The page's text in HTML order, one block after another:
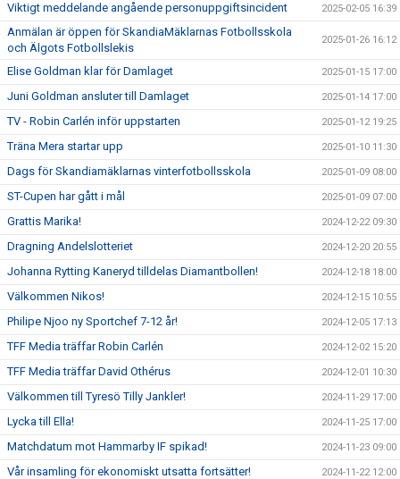
Viktigt meddelande angående personuppgiftsincident 2025-02-05 16:39
Anmälan är öppen för SkandiaMäklarnas Fotbollsskola
och Älgots Fotbollslekis
2025-01-26 16:12
Elise Goldman klar för Damlaget 2025-01-15 17:00
Juni Goldman ansluter till Damlaget 2025-01-14 17:00
TV - Robin Carlén inför uppstarten 2025-01-12 19:25
Träna Mera startar upp 2025-01-10 11:30
Dags för Skandiamäklarnas vinterfotbollsskola 2025-01-09 08:00
ST-Cupen har gått i mål 2025-01-09 07:00
Grattis Marika! 2024-12-22 09:30
Dragning Andelslotteriet 2024-12-20 20:55
Johanna Rytting Kaneryd tilldelas Diamantbollen! 2024-12-18 18:00
Välkommen Nikos! 2024-12-15 10:55
Philipe Njoo ny Sportchef 7-12 år! 2024-12-05 17:13
TFF Media träffar Robin Carlén 2024-12-02 15:20
TFF Media träffar David Othérus 2024-12-01 10:30
Välkommen till Tyresö Tilly Jankler! 2024-11-29 17:00
Lycka till Ella! 2024-11-25 17:00
Matchdatum mot Hammarby IF spikad! 2024-11-23 09:00
Vår insamling för ekonomiskt utsatta fortsätter! 2024-11-22 12:00